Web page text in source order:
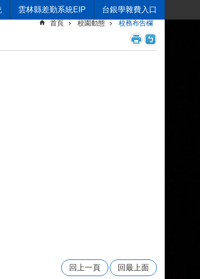
雲林縣差勤系統EIP 台銀學雜費入口
首頁 校園動態 校務布告欄
回上一頁 回最上面